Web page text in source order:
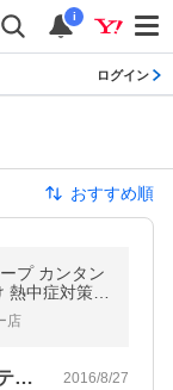
i
ログイン
おすすめ順
プ カンタン
熱中症対策
名入れ 記
店
… 2016/8/27